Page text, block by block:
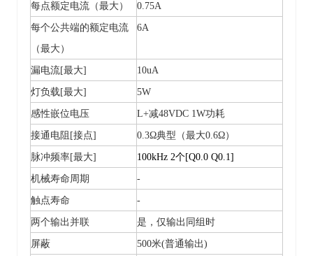
每点额定电流（最大） 0.75A
每个公共端的额定电流
（最大）
6A
漏电流[最大] 10uA
灯负载[最大] 5W
感性嵌位电压 L+减48VDC 1W功耗
接通电阻 [接点] 0.3Ω典型（最大0.6Ω）
脉冲频率[最大] 100kHz 2个[Q0.0 Q0.1]
机械寿命周期 -
触点寿命 -
两个输出并联 是，仅输出同组时
屏蔽 500米(普通输出)